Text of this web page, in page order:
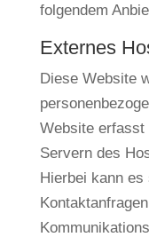
folgendem
Externes
Diese Website
Website erfasst
Servern des
Hierbei kann